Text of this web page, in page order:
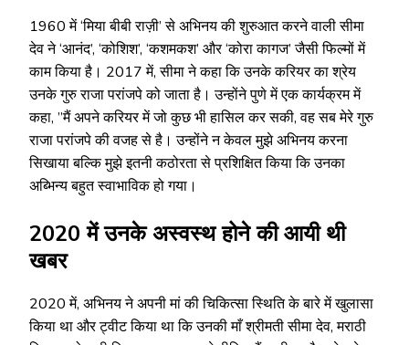
1960 में ‘मिया बीबी राज़ी’ से अभिनय की शुरुआत करने वाली सीमा
देव ने ‘आनंद’, ‘कोशिश’, ‘कशमकश’ और ‘कोरा कागज’ जैसी फिल्मों में
काम किया है। 2017 में, सीमा ने कहा कि उनके करियर का श्रेय
उनके गुरु राजा परांजपे को जाता है। उन्होंने पुणे में एक कार्यक्रम में
कहा, ”मैं अपने करियर में जो कुछ भी हासिल कर सकी, वह सब मेरे गुरु
राजा परांजपे की वजह से है। उन्होंने न केवल मुझे अभिनय करना
सिखाया बल्कि मुझे इतनी कठोरता से प्रशिक्षित किया कि उनका
अब्भिन्य बहुत स्वाभाविक हो गया।
2020 में उनके अस्वस्थ होने की आयी थी
खबर
2020 में, अभिनय ने अपनी मां की चिकित्सा स्थिति के बारे में खुलासा
किया था और ट्वीट किया था कि उनकी माँ श्रीमती सीमा देव, मराठी